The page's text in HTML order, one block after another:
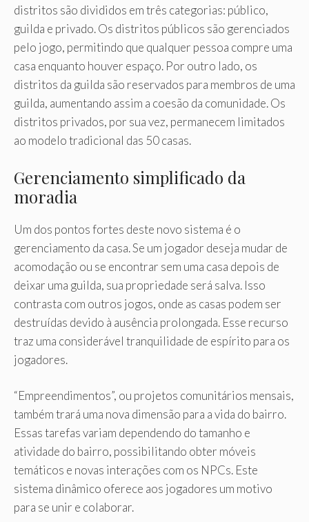
distritos são divididos em três categorias: público,
guilda e privado. Os distritos públicos são gerenciados
pelo jogo, permitindo que qualquer pessoa compre uma
casa enquanto houver espaço. Por outro lado, os
distritos da guilda são reservados para membros de uma
guilda, aumentando assim a coesão da comunidade. Os
distritos privados, por sua vez, permanecem limitados
ao modelo tradicional das 50 casas.
Gerenciamento simplificado da
moradia
Um dos pontos fortes deste novo sistema é o
gerenciamento da casa. Se um jogador deseja mudar de
acomodação ou se encontrar sem uma casa depois de
deixar uma guilda, sua propriedade será salva. Isso
contrasta com outros jogos, onde as casas podem ser
destruídas devido à ausência prolongada. Esse recurso
traz uma considerável tranquilidade de espírito para os
jogadores.
“Empreendimentos”, ou projetos comunitários mensais,
também trará uma nova dimensão para a vida do bairro.
Essas tarefas variam dependendo do tamanho e
atividade do bairro, possibilitando obter móveis
temáticos e novas interações com os NPCs. Este
sistema dinâmico oferece aos jogadores um motivo
para se unir e colaborar.